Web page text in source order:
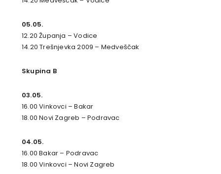
05.05.
12.20 Županja – Vodice
14.20 Trešnjevka 2009 – Medveščak
Skupina B
03.05.
16.00 Vinkovci – Bakar
18.00 Novi Zagreb – Podravac
04.05.
16.00 Bakar – Podravac
18.00 Vinkovci – Novi Zagreb